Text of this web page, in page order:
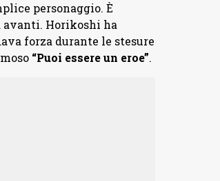
personaggio. È
avanti. Horikoshi ha
forza durante le stesure
“Puoi essere un eroe”.